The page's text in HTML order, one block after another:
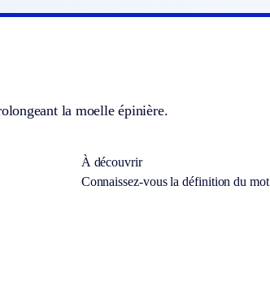
la moelle épinière.
À découvrir
Connaissez-vous la définition du mot